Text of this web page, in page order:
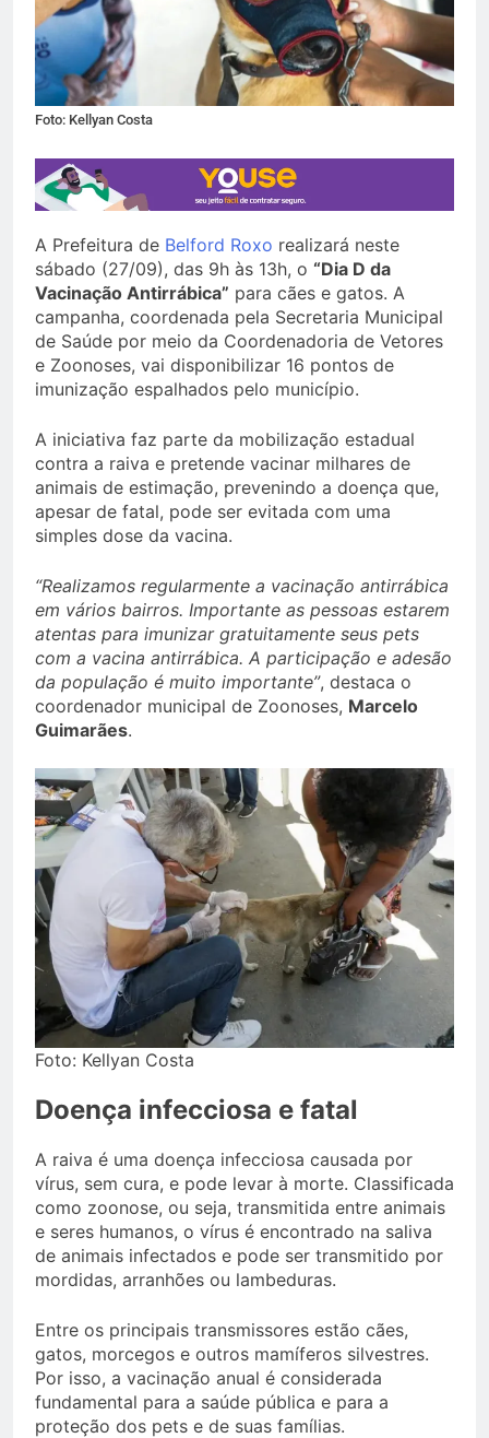
Foto: Kellyan Costa
A Prefeitura de Belford Roxo realizará neste
sábado (27/09), das 9h às 13h, o “Dia D da
Vacinação Antirrábica” para cães e gatos. A
campanha, coordenada pela Secretaria Municipal
de Saúde por meio da Coordenadoria de Vetores
e Zoonoses, vai disponibilizar 16 pontos de
imunização espalhados pelo município.
A iniciativa faz parte da mobilização estadual
contra a raiva e pretende vacinar milhares de
animais de estimação, prevenindo a doença que,
apesar de fatal, pode ser evitada com uma
simples dose da vacina.
“Realizamos regularmente a vacinação antirrábica
em vários bairros. Importante as pessoas estarem
atentas para imunizar gratuitamente seus pets
com a vacina antirrábica. A participação e adesão
da população é muito importante”, destaca o
coordenador municipal de Zoonoses, Marcelo
Guimarães.
Foto: Kellyan Costa
Doença infecciosa e fatal
A raiva é uma doença infecciosa causada por
vírus, sem cura, e pode levar à morte. Classificada
como zoonose, ou seja, transmitida entre animais
e seres humanos, o vírus é encontrado na saliva
de animais infectados e pode ser transmitido por
mordidas, arranhões ou lambeduras.
Entre os principais transmissores estão cães,
gatos, morcegos e outros mamíferos silvestres.
Por isso, a vacinação anual é considerada
fundamental para a saúde pública e para a
proteção dos pets e de suas famílias.